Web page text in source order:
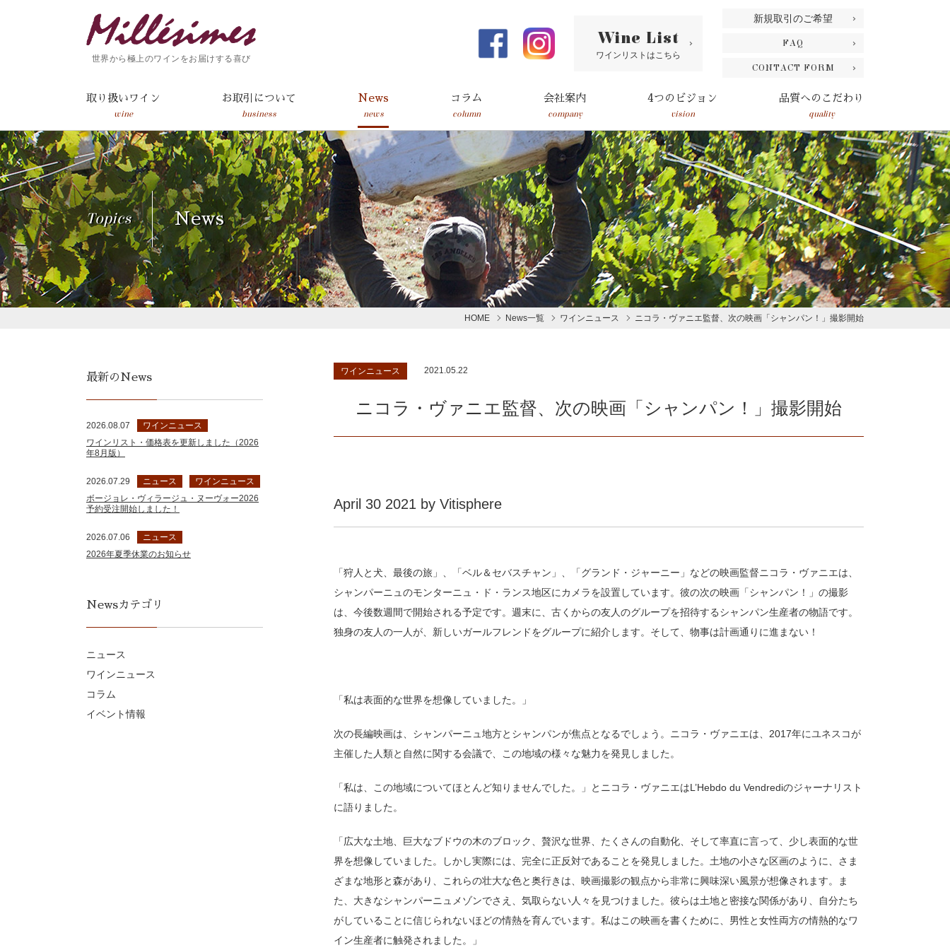
世界から極上のワインをお届けする喜び
Wine List
ワインリストはこちら
新規取引のご希望
FAQ
CONTACT FORM
取り扱いワイン
wine
お取引について
business
News
news
コラム
column
会社案内
company
4つのビジョン
vision
品質へのこだわり
quality
Topics News
HOME News一覧 ワインニュース ニコラ・ヴァニエ監督、次の映画「シャンパン！」撮影開始
ワインニュース 2021.05.22
ニコラ・ヴァニエ監督、次の映画「シャンパン！」撮影開始
April 30 2021 by Vitisphere
「狩人と犬、最後の旅」、「ベル＆セバスチャン」、「グランド・ジャーニー」などの映画監督ニコラ・ヴァニエは、
シャンパーニュのモンターニュ・ド・ランス地区にカメラを設置しています。彼の次の映画「シャンパン！」の撮影
は、今後数週間で開始される予定です。週末に、古くからの友人のグループを招待するシャンパン生産者の物語です。
独身の友人の一人が、新しいガールフレンドをグループに紹介します。そして、物事は計画通りに進まない！
「私は表面的な世界を想像していました。」
次の長編映画は、シャンパーニュ地方とシャンパンが焦点となるでしょう。ニコラ・ヴァニエは、2017年にユネスコが
主催した人類と自然に関する会議で、この地域の様々な魅力を発見しました。
「私は、この地域についてほとんど知りませんでした。」とニコラ・ヴァニエはL’Hebdo du Vendrediのジャーナリスト
に語りました。
「広大な土地、巨大なブドウの木のブロック、贅沢な世界、たくさんの自動化、そして率直に言って、少し表面的な世
界を想像していました。しかし実際には、完全に正反対であることを発見しました。土地の小さな区画のように、さま
ざまな地形と森があり、これらの壮大な色と奥行きは、映画撮影の観点から非常に興味深い風景が想像されます。ま
た、大きなシャンパーニュメゾンでさえ、気取らない人々を見つけました。彼らは土地と密接な関係があり、自分たち
がしていることに信じられないほどの情熱を育んでいます。私はこの映画を書くために、男性と女性両方の情熱的なワ
イン生産者に触発されました。」
最新のNews
2026.08.07
ワインニュース
ワインリスト・価格表を更新しました（2026
年8月版）
2026.07.29 ニュース
ワインニュース
ボージョレ・ヴィラージュ・ヌーヴォー2026
予約受注開始しました！
2026.07.06
ニュース
2026年夏季休業のお知らせ
Newsカテゴリ
ニュース
ワインニュース
コラム
イベント情報